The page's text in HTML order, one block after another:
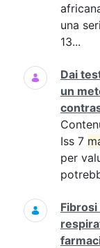
una
13...
Dai
un
Iss 7
per